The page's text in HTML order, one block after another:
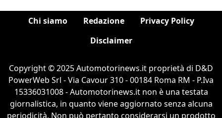
Chi siamo Redazione
Privacy Policy
Disclaimer
Copyright © 2025 Automotorinews.it proprietà di D&D
PowerWeb Srl - Via Cavour 310 - 00184 Roma RM - P.Iva
15336031008 - Automotorinews.it non è una testata
giornalistica, in quanto viene aggiornato senza alcuna
periodicità. Non può pertanto considerarsi un prodotto